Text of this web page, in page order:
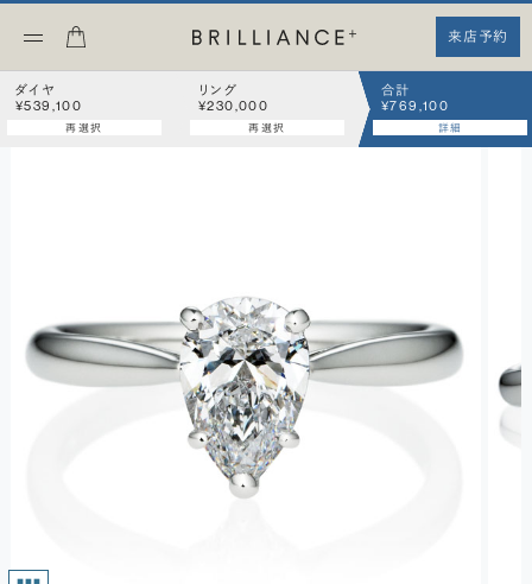
来店予約
ダイヤ
¥539,100
再選択
リング
¥230,000
再選択
合計
¥769,100
詳細